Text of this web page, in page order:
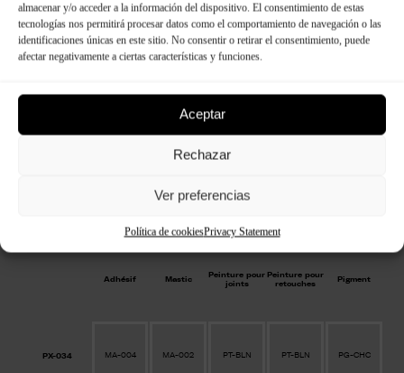
almacenar y/o acceder a la información del dispositivo. El consentimiento de estas
tecnologías nos permitirá procesar datos como el comportamiento de navegación o las
identificaciones únicas en este sitio. No consentir o retirar el consentimiento, puede
afectar negativamente a ciertas características y funciones.
Aceptar
Rechazar
Ver preferencias
Política de cookiesPrivacy Statement
Compléments de montage :
Adhésif Mastic
Peinture pour
joints
Peinture pour
retouches
Pigment
PX-034 MA-004 MA-002 PT-BLN PT-BLN PG-CHC